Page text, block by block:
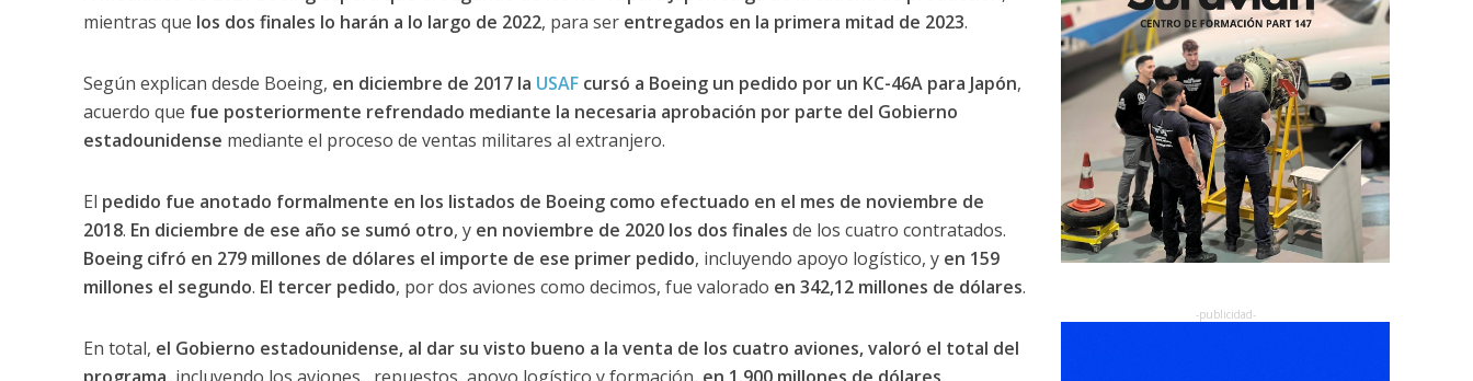
mientras que los dos finales lo harán a lo largo de 2022, para ser entregados en la primera mitad de 2023.
Según explican desde Boeing, en diciembre de 2017 la USAFcursó a Boeing un pedido por un KC-46A para Japón,
acuerdo que fue posteriormente refrendado mediante la necesaria aprobación por parte del Gobierno
estadounidense mediante el proceso de ventas militares al extranjero.
El pedido fue anotado formalmente en los listados de Boeing como efectuado en el mes de noviembre de
2018. En diciembre de ese año se sumó otro, y en noviembre de 2020 los dos finales de los cuatro contratados.
Boeing cifró en 279 millones de dólares el importe de ese primer pedido, incluyendo apoyo logístico, y en 159
millones el segundo. El tercer pedido, por dos aviones como decimos, fue valorado en 342,12 millones de dólares.
En total, el Gobierno estadounidense, al dar su visto bueno a la venta de los cuatro aviones, valoró el total del